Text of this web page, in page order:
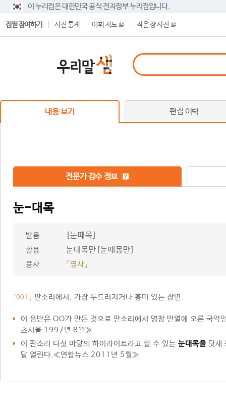
이 누리집은 대한민국 공식 전자정부 누리집입니다.
집필 참여하기 사전 통계 어휘 지도 작은 창 사전
내용 보기 편집 이력
전문가 감수 정보
눈-대목
발음 [눈때목]
활용 눈대목만[눈때몽만]
품사 「명사」
「001」 판소리에서, 가장 두드러지거나 흥미 있는 장면.
이 음반은 OO가 만든 것으로 판소리에서 명창 반열에 오른 국악
츠서울 1997년 8월≫
이 판소리 다섯 마당의 하이라이트라고 할 수 있는 눈대목을 닷새
달 열린다.≪연합뉴스 2011년 5월≫